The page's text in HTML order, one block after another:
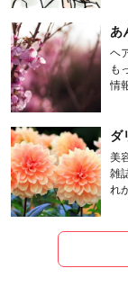
あ
ヘ
も
情
ダ
美
雑
れ